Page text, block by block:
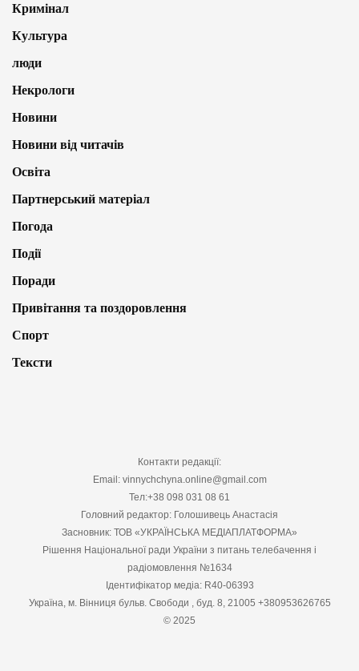
Кримінал
Культура
люди
Некрологи
Новини
Новини від читачів
Освіта
Партнерський матеріал
Погода
Події
Поради
Привітання та поздоровлення
Спорт
Тексти
Контакти редакції:
Email: vinnychchyna.online@gmail.com
Тел:+38 098 031 08 61
Головний редактор: Голошивець Анастасія
Засновник: ТОВ «УКРАЇНСЬКА МЕДІАПЛАТФОРМА»
Рішення Національної ради України з питань телебачення і
радіомовлення №1634
Ідентифікатор медіа: R40-06393
Україна, м. Вінниця бульв. Свободи , буд. 8, 21005 +380953626765
© 2025